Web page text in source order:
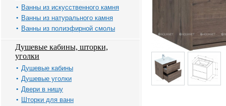
Ванны из искусственного камня
Ванны из натурального камня
Ванны из полиэфирной смолы
Душевые кабины, шторки,
уголки
Душевые кабины
Душевые уголки
Двери в нишу
Шторки для ванн